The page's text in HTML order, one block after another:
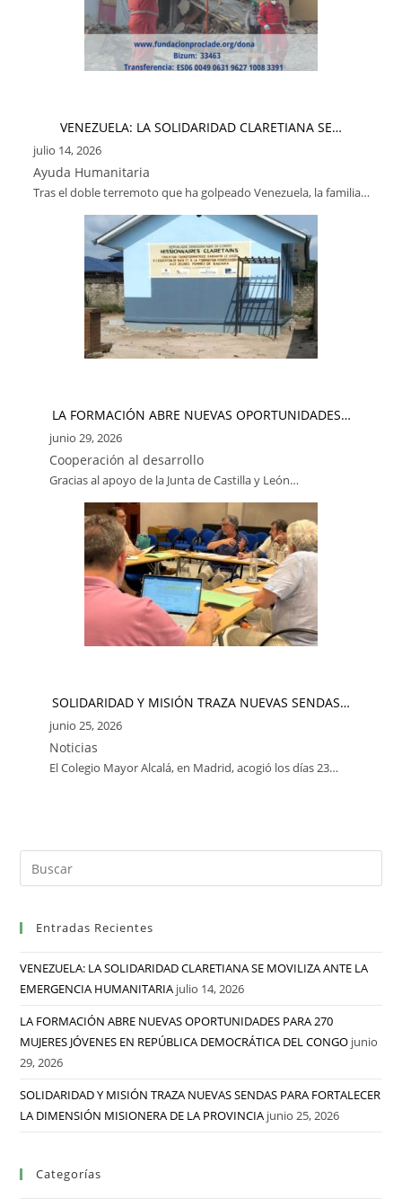
VENEZUELA: LA SOLIDARIDAD CLARETIANA SE…
julio 14, 2026
Ayuda Humanitaria
Tras el doble terremoto que ha golpeado Venezuela, la familia…
LA FORMACIÓN ABRE NUEVAS OPORTUNIDADES…
junio 29, 2026
Cooperación al desarrollo
Gracias al apoyo de la Junta de Castilla y León…
SOLIDARIDAD Y MISIÓN TRAZA NUEVAS SENDAS…
junio 25, 2026
Noticias
El Colegio Mayor Alcalá, en Madrid, acogió los días 23…
Entradas Recientes
VENEZUELA: LA SOLIDARIDAD CLARETIANA SE MOVILIZA ANTE LA
EMERGENCIA HUMANITARIA julio 14, 2026
LA FORMACIÓN ABRE NUEVAS OPORTUNIDADES PARA 270
MUJERES JÓVENES EN REPÚBLICA DEMOCRÁTICA DEL CONGO junio
29, 2026
SOLIDARIDAD Y MISIÓN TRAZA NUEVAS SENDAS PARA FORTALECER
LA DIMENSIÓN MISIONERA DE LA PROVINCIA junio 25, 2026
Categorías